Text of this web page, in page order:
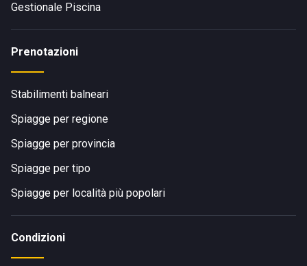
Gestionale Piscina
Prenotazioni
Stabilimenti balneari
Spiagge per regione
Spiagge per provincia
Spiagge per tipo
Spiagge per località più popolari
Condizioni